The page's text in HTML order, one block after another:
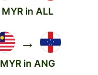
MYR in ALL
→
MYR in ANG